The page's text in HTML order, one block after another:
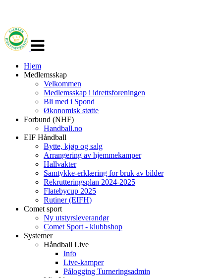
navigasjon
Hjem
Medlemsskap
Velkommen
Medlemsskap i idrettsforeningen
Bli med i Spond
Økonomisk støtte
Forbund (NHF)
Handball.no
EIF Håndball
Bytte, kjøp og salg
Arrangering av hjemmekamper
Hallvakter
Samtykke-erklæring for bruk av bilder
Rekrutteringsplan 2024-2025
Flatebycup 2025
Rutiner (EIFH)
Comet sport
Ny utstyrsleverandør
Comet Sport - klubbshop
Systemer
Håndball Live
Info
Live-kamper
Pålogging Turneringsadmin